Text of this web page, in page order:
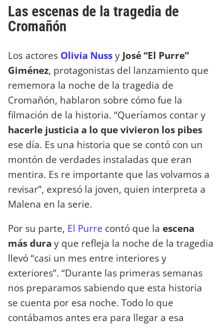
Las escenas de la tragedia de
Cromañón
Los actores Olivia Nussy José “El Purre”
Giménez, protagonistas del lanzamiento que
rememora la noche de la tragedia de
Cromañón, hablaron sobre cómo fue la
filmación de la historia. “Queríamos contar y
hacerle justicia a lo que vivieron los pibes
ese día. Es una historia que se contó con un
montón de verdades instaladas que eran
mentira. Es re importante que las volvamos a
revisar”, expresó la joven, quien interpreta a
Malena en la serie.
Por su parte, El Purre contó que la escena
más dura y que refleja la noche de la tragedia
llevó “casi un mes entre interiores y
exteriores”. “Durante las primeras semanas
nos preparamos sabiendo que esta historia
se cuenta por esa noche. Todo lo que
contábamos antes era para llegar a esa